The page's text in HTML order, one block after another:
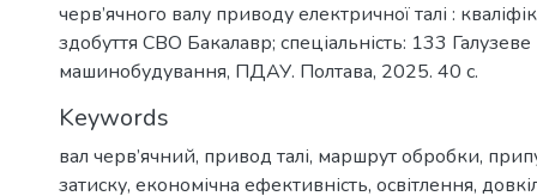
черв’ячного валу приводу електричної талі :
здобуття СВО Бакалавр; спеціальність: 133 Галузеве
машинобудування, ПДАУ. Полтава, 2025. 40 с.
Keywords
вал черв’ячний, привод талі, маршрут обробки,
затиску, економічна ефективність, освітлення,